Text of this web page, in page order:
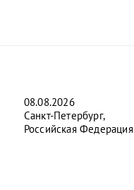
08.08.2026
Санкт-Петербург,
Российская Федерация